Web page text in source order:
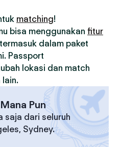
matching!
bisa menggunakan fitur
dalam paket
Passport
lokasi dan match
Pun
saja dari seluruh
Sydney.